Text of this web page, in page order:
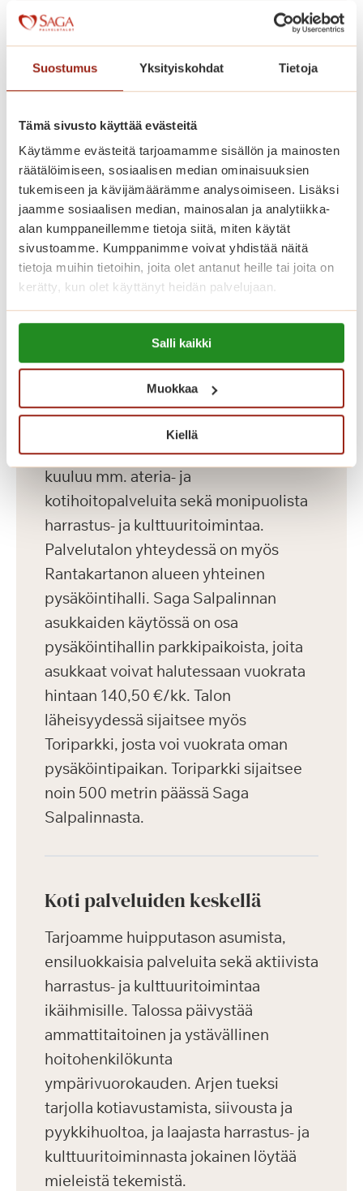
Suostumus Yksityiskohdat Tietoja
Tämä sivusto käyttää evästeitä
Käytämme evästeitä tarjoamamme sisällön ja mainosten
räätälöimiseen, sosiaalisen median ominaisuuksien
tukemiseen ja kävijämäärämme analysoimiseen. Lisäksi
jaamme sosiaalisen median, mainosalan ja analytiikka-
alan kumppaneillemme tietoja siitä, miten käytät
sivustoamme. Kumppanimme voivat yhdistää näitä
tietoja muihin tietoihin, joita olet antanut heille tai joita on
kerätty, kun olet käyttänyt heidän palvelujaan.
Lue lisää evästeistä:
https://sagacare.fi/evasteet/
Salli kaikki
Muokkaa
Kiellä
asunnoissa on turvapuhelin,
sammutusjärjestelmä sekä palo- ja
häkävaroitin. Yleisiin tiloihin kuuluvat
kerhotilat aktiiviseen vapaa-
ajantoimintaan.
Katso vapaat senioriasunnot
Saga Salpalinnassa asumisen
kuukausikulut koostuvat
asumiskuluista sekä yksilöllisestä
palvelupaketista. Asuntojen
asumiskuluun sisältyy asunnon vuokra
sekä yhteisten tilojen käyttö.
Vesimaksu on 23,10 euroa henkilöltä
kuukaudessa ja sähkö 47,30 euroa
kuukaudessa. Palvelupaketteihin
kuuluu mm. ateria- ja
kotihoitopalveluita sekä monipuolista
harrastus- ja kulttuuritoimintaa.
Palvelutalon yhteydessä on myös
Rantakartanon alueen yhteinen
pysäköintihalli. Saga Salpalinnan
asukkaiden käytössä on osa
pysäköintihallin parkkipaikoista, joita
asukkaat voivat halutessaan vuokrata
hintaan 140,50 €/kk. Talon
läheisyydessä sijaitsee myös
Toriparkki, josta voi vuokrata oman
pysäköintipaikan. Toriparkki sijaitsee
noin 500 metrin päässä Saga
Salpalinnasta.
Koti palveluiden keskellä
Tarjoamme huipputason asumista,
ensiluokkaisia palveluita sekä aktiivista
harrastus- ja kulttuuritoimintaa
ikäihmisille. Talossa päivystää
ammattitaitoinen ja ystävällinen
hoitohenkilökunta
ympärivuorokauden. Arjen tueksi
tarjolla kotiavustamista, siivousta ja
pyykkihuoltoa, ja laajasta harrastus- ja
kulttuuritoiminnasta jokainen löytää
mieleistä tekemistä.